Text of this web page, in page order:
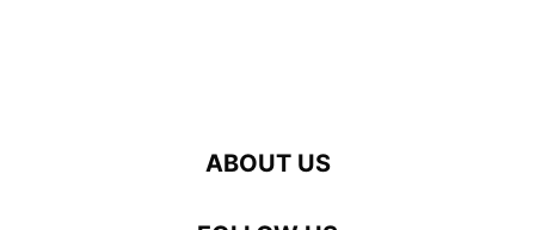
ABOUT US